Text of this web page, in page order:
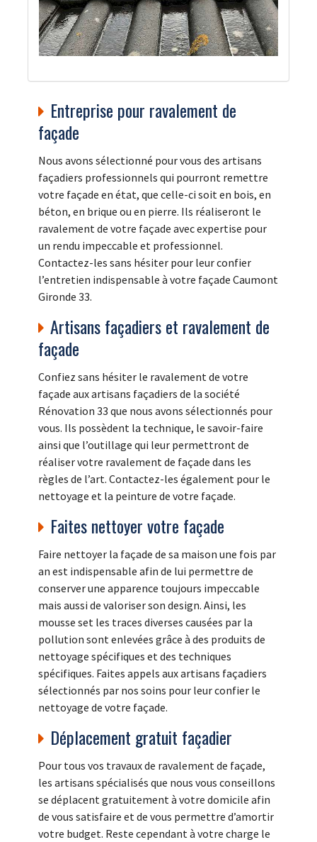
Entreprise pour ravalement de
façade
Nous avons sélectionné pour vous des artisans
façadiers professionnels qui pourront remettre
votre façade en état, que celle-ci soit en bois, en
béton, en brique ou en pierre. Ils réaliseront le
ravalement de votre façade avec expertise pour
un rendu impeccable et professionnel.
Contactez-les sans hésiter pour leur confier
l’entretien indispensable à votre façade Caumont
Gironde 33.
Artisans façadiers et ravalement de
façade
Confiez sans hésiter le ravalement de votre
façade aux artisans façadiers de la société
Rénovation 33 que nous avons sélectionnés pour
vous. Ils possèdent la technique, le savoir-faire
ainsi que l’outillage qui leur permettront de
réaliser votre ravalement de façade dans les
règles de l’art. Contactez-les également pour le
nettoyage et la peinture de votre façade.
Faites nettoyer votre façade
Faire nettoyer la façade de sa maison une fois par
an est indispensable afin de lui permettre de
conserver une apparence toujours impeccable
mais aussi de valoriser son design. Ainsi, les
mousse set les traces diverses causées par la
pollution sont enlevées grâce à des produits de
nettoyage spécifiques et des techniques
spécifiques. Faites appels aux artisans façadiers
sélectionnés par nos soins pour leur confier le
nettoyage de votre façade.
Déplacement gratuit façadier
Pour tous vos travaux de ravalement de façade,
les artisans spécialisés que nous vous conseillons
se déplacent gratuitement à votre domicile afin
de vous satisfaire et de vous permettre d’amortir
votre budget. Reste cependant à votre charge le